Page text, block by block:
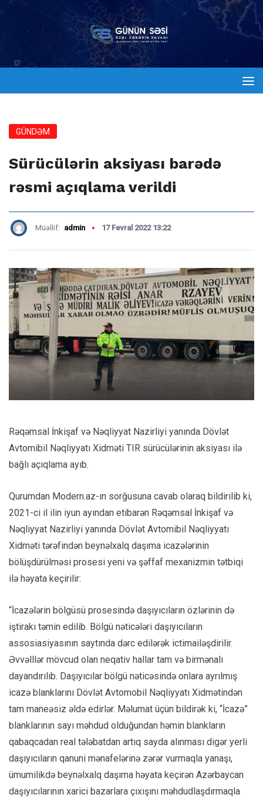
GÜNDƏM
Sürücülərin aksiyası barədə
rəsmi açıqlama verildi
Müəllif: admin 17 Fevral 2022 13:22
Rəqəmsal İnkişaf və Nəqliyyat Nazirliyi yanında Dövlət
Avtomibil Nəqliyyatı Xidməti TIR sürücülərinin aksiyası ilə
bağlı açıqlama ayıb.
Qurumdan Modern.az-ın sorğusuna cavab olaraq bildirilib ki,
2021-ci il ilin iyun ayından etibarən Rəqəmsal İnkişaf və
Nəqliyyat Nazirliyi yanında Dövlət Avtomibil Nəqliyyatı
Xidməti tərəfindən beynəlxalq daşıma icazələrinin
bölüşdürülməsi prosesi yeni və şəffaf mexanizmin tətbiqi
ilə həyata keçirilir:
“İcazələrin bölgüsü prosesində daşıyıcıların özlərinin də
iştirakı təmin edilib. Bölgü nəticələri daşıyıcıların
assosiasiyasının saytında dərc edilərək ictimailəşdirilir.
Əvvəlllər mövcud olan neqativ hallar tam və birmənalı
dayandırılıb. Daşıyıcılar bölgü nəticəsində onlara ayrılmış
icazə blanklarını Dövlət Avtomobil Nəqliyyatı Xidmətindən
tam maneəsiz əldə edirlər. Məlumat üçün bildirək ki, “İcazə”
blanklarının sayı məhdud olduğundan həmin blankların
qabaqcadan real tələbatdan artıq sayda alınması digər yerli
daşıyıcıların qanuni mənafelərinə zərər vurmaqla yanaşı,
ümumilikdə beynəlxalq daşıma həyata keçirən Azərbaycan
daşıyıcılarının xarici bazarlara çıxışını məhdudlaşdırmaqla